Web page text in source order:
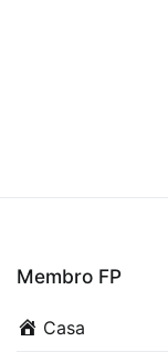
Membro FP
Casa